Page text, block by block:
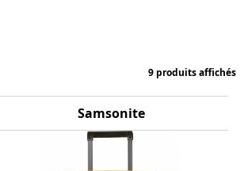
9 produits affichés
Samsonite